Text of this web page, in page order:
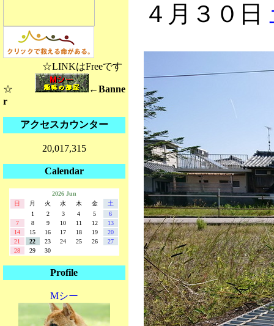
☆LINKはFreeです
☆
←Banne
r
アクセスカウンター
20,017,315
Calendar
2026 Jun
日
月 火 水 木 金
土
1
2 3 4 5
6
7
8 9 10 11 12
13
14
15 16 17 18 19
20
21
22 23 24 25 26
27
28
29 30
Profile
Mシー
４月３０日